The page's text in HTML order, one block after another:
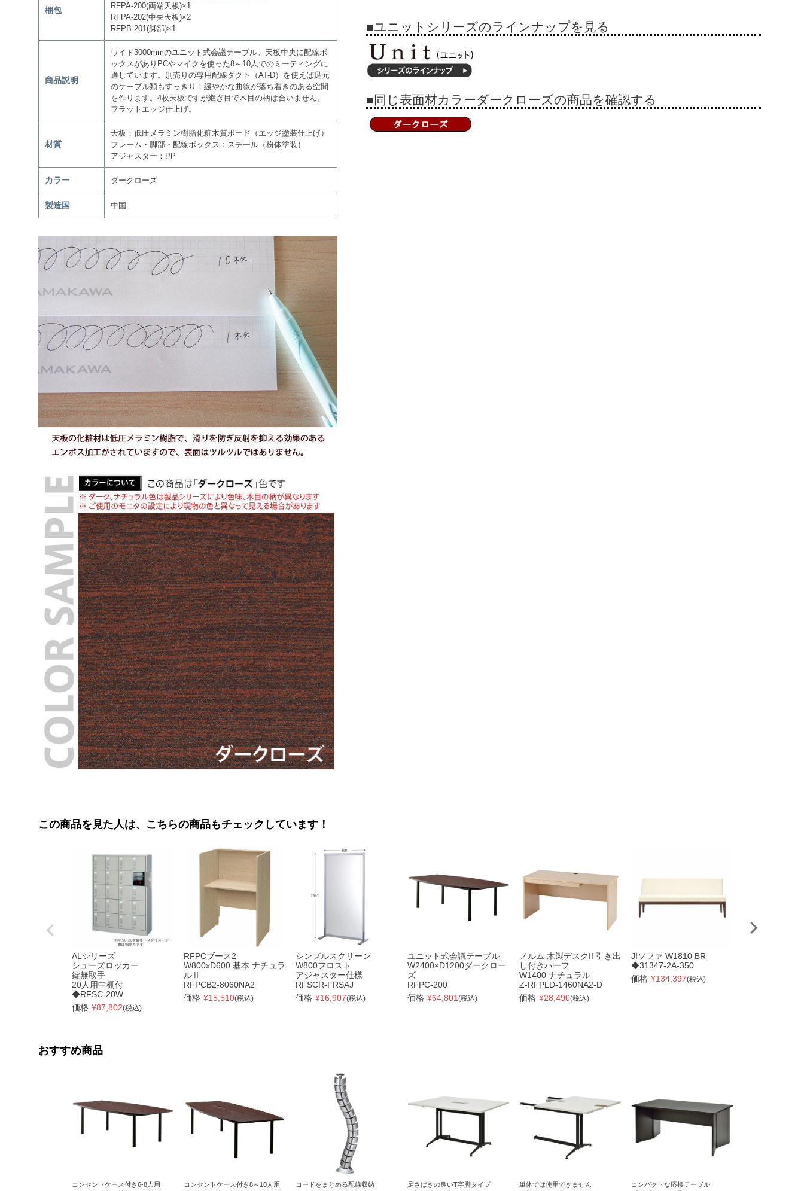
梱包
RFPA-200(両端天板)×1
RFPA-202(中央天板)×2
RFPB-201(脚部)×1
商品説明
ワイド3000mmのユニット式会議テーブル。天板中央に配線ボ
ックスがありPCやマイクを使った8～10人でのミーティングに
適しています。別売りの専用配線ダクト（AT-D）を使えば足元
のケーブル類もすっきり！緩やかな曲線が落ち着きのある空間
を作ります。4枚天板ですが継ぎ目で木目の柄は合いません。
フラットエッジ仕上げ。
材質
天板：低圧メラミン樹脂化粧木質ボード（エッジ塗装仕上げ）
フレーム・脚部・配線ボックス：スチール（粉体塗装）
アジャスター：PP
カラー ダークローズ
製造国 中国
■ユニットシリーズのラインナップを見る
■同じ表面材カラーダークローズの商品を確認する
この商品を見た人は、こちらの商品もチェックしています！
ALシリーズ
シューズロッカー
錠無取手
20人用中棚付
◆RFSC-20W
価格 ¥87,802(税込)
RFPCブース2
W800xD600 基本 ナチュラ
ルⅡ
RFPCB2-8060NA2
価格 ¥15,510(税込)
シンプルスクリーン
W800フロスト
アジャスター仕様
RFSCR-FRSAJ
価格 ¥16,907(税込)
ユニット式会議テーブル
W2400×D1200ダークロー
ズ
RFPC-200
価格 ¥64,801 (税込)
ノルム 木製デスクII 引き出
し付きハーフ
W1400 ナチュラル
Z-RFPLD-1460NA2-D
価格 ¥28,490(税込)
JIソファ W1810 BR
◆31347-2A-350
価格 ¥134,397(税込)
おすすめ商品
コンセントケース付き6-8人用 コンセントケース付き8～10人用 コードをまとめる配線収納 足さばきの良いT字脚タイプ 単体では使用できません コンパクトな応接テーブル